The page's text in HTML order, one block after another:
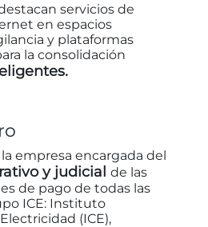
servicios de
en espacios
y plataformas
la consolidación
empresa encargada del
y judicial de las
de pago de todas las
ICE: Instituto
(ICE),